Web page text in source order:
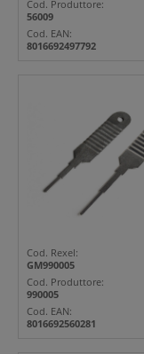
Cod. Produttore:
56009
Cod. EAN:
8016692497792
Cod. Rexel:
GM990005
Cod. Produttore:
990005
Cod. EAN:
8016692560281